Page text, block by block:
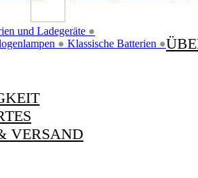
und Ladegeräte ●
● Klassische Batterien ●
VERSAND